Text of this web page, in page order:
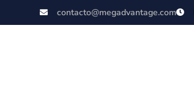
contacto@megadvantage.com